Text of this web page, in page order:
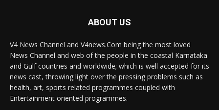
ABOUT US
V4 News Channel and V4news.Com being the most loved
News Channel and web of the people in the coastal Karnataka
and Gulf countries and worldwide; which is well accepted for its
news cast, throwing light over the pressing problems such as
health, art, sports related programmes coupled with
Entertainment oriented programmes.